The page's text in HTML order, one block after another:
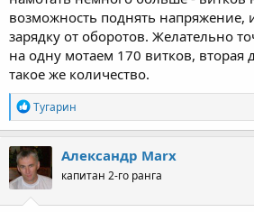
возможность поднять напряжение,
зарядку от оборотов. Желательно
на одну мотаем 170 витков, вторая
такое же количество.
Р
е
а
к
ц
и
и
:
Тугарин
Александр Marx
капитан 2-го ранга